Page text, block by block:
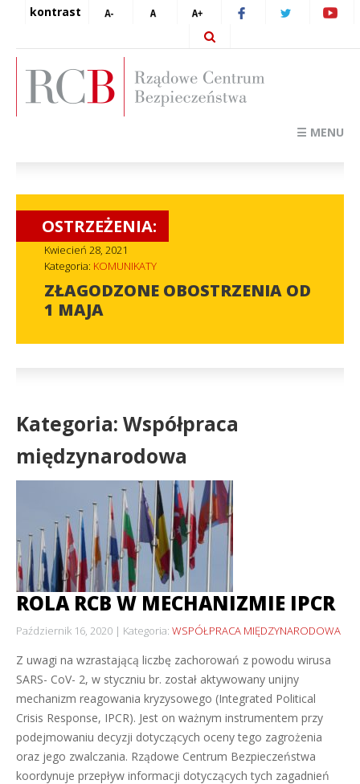
kontrast
☰ MENU
OSTRZEŻENIA:
Kwiecień 28, 2021
Kategoria: KOMUNIKATY
ZŁAGODZONE OBOSTRZENIA OD
1 MAJA
Kategoria: Współpraca
międzynarodowa
ROLA RCB W MECHANIZMIE IPCR
Październik 16, 2020 Kategoria: WSPÓŁPRACA MIĘDZYNARODOWA
Z uwagi na wzrastającą liczbę zachorowań z powodu wirusa
SARS- CoV- 2, w styczniu br. został aktywowany unijny
mechanizm reagowania kryzysowego (Integrated Political
Crisis Response, IPCR). Jest on ważnym instrumentem przy
podejmowaniu decyzji dotyczących oceny tego zagrożenia
oraz jego zwalczania. Rządowe Centrum Bezpieczeństwa
koordynuje przepływ informacji dotyczących tych zagadnień